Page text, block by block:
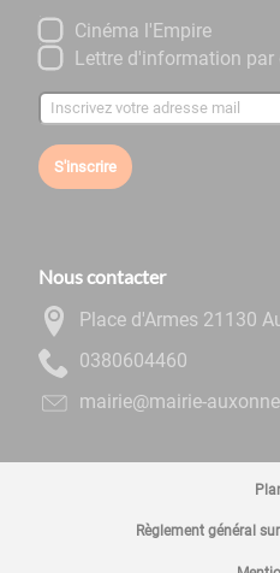
Cinéma l'Empire
Lettre d'information par
S'inscrire
Nous contacter
Place d'Armes 21130
0644060830
rf.ennoxua-
Règlement général